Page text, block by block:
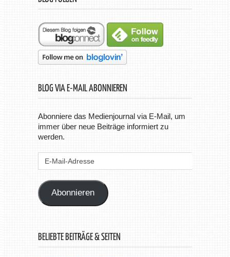
BLOG VIA E-MAIL ABONNIEREN
Abonniere das Medienjournal via E-Mail, um
immer über neue Beiträge informiert zu
werden.
Abonnieren
BELIEBTE BEITRÄGE & SEITEN